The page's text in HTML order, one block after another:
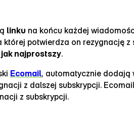
linku na końcu każdej
potwierdza on rezygnację
jak najprostszy.
Ecomail, automatycznie dodają
z dalszej subskrypcji.
z subskrypcji.